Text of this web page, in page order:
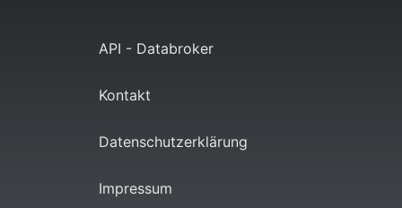
API - Databroker
Kontakt
Datenschutzerklärung
Impressum